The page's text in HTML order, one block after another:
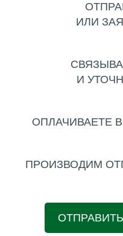
ИЛИ
И
ОПЛАЧИВАЕТЕ
ПРОИЗВОДИМ